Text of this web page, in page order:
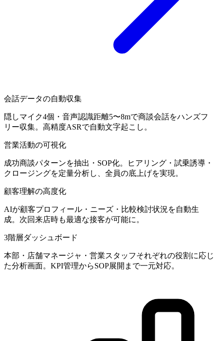
会話データの自動収集
隠しマイク4個・音声認識距離5〜8mで商談会話をハンズフ
リー収集。高精度ASRで自動文字起こし。
営業活動の可視化
成功商談パターンを抽出・SOP化。ヒアリング・試乗誘導・
クロージングを定量分析し、全員の底上げを実現。
顧客理解の高度化
AIが顧客プロフィール・ニーズ・比較検討状況を自動生
成。次回来店時も最適な接客が可能に。
3階層ダッシュボード
本部・店舗マネージャ・営業スタッフそれぞれの役割に応じ
た分析画面。KPI管理からSOP展開まで一元対応。